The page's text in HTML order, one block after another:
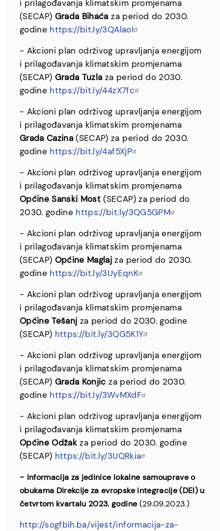
i prilagođavanja klimatskim promjenama
(SECAP) Grada Bihaća za period do 2030.
godine https://bit.ly/3QAlaoI
- Akcioni plan održivog upravljanja energijom
i prilagođavanja klimatskim promjenama
(SECAP) Grada Tuzla za period do 2030.
godine https://bit.ly/44zX7fc
- Akcioni plan održivog upravljanja energijom
i prilagođavanja klimatskim promjenama
Grada Cazina (SECAP) za period do 2030.
godine https://bit.ly/4af5XjP
- Akcioni plan održivog upravljanja energijom
i prilagođavanja klimatskim promjenama
Općine Sanski Most (SECAP) za period do
2030. godine https://bit.ly/3QG5GPM
- Akcioni plan održivog upravljanja energijom
i prilagođavanja klimatskim promjenama
(SECAP) Općine Maglaj za period do 2030.
godine https://bit.ly/3UyEqnK
- Akcioni plan održivog upravljanja energijom
i prilagođavanja klimatskim promjenama
Općine Tešanj za period do 2030. godine
(SECAP) https://bit.ly/3QG5K1Y
- Akcioni plan održivog upravljanja energijom
i prilagođavanja klimatskim promjenama
(SECAP) Grada Konjic za period do 2030.
godine https://bit.ly/3WvMXdF
- Akcioni plan održivog upravljanja energijom
i prilagođavanja klimatskim promjenama
Općine Odžak za period do 2030. godine
(SECAP) https://bit.ly/3UQRkia
- Informacija za jedinice lokalne samouprave o
obukama Direkcije za evropske integracije (DEI) u
četvrtom kvartalu 2023. godine (29.09.2023.)
http://sogfbih.ba/vijest/informacija-za-